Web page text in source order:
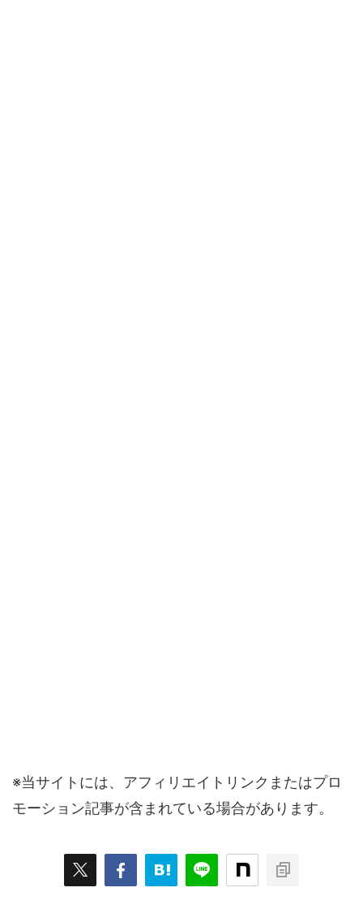
※当サイトには、アフィリエイトリンクまたはプロ
モーション記事が含まれている場合があります。